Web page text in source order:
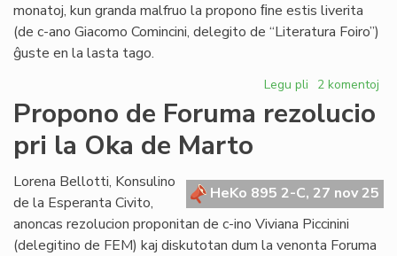
monatoj, kun granda malfruo la propono ﬁne estis liverita
(de c-ano Giacomo Comincini, delegito de “Literatura Foiro”)
ĝuste en la lasta tago.
Legu pli pri
Liverita
la
direktivo
Mühlemann
2 komentoj
Propono de Foruma rezolucio
pri la Oka de Marto
HeKo 895 2-C, 27 nov 25
Lorena Bellotti, Konsulino
de la Esperanta Civito,
anoncas rezolucion proponitan de c-ino Viviana Piccinini
(delegitino de FEM) kaj diskutotan dum la venonta Foruma